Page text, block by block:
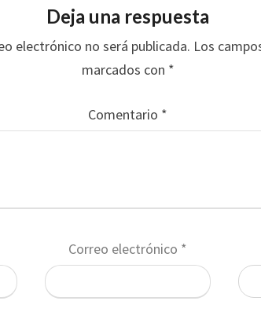
Deja una respuesta
electrónico no será publicada. Los
marcados con *
Comentario *
Correo electrónico *